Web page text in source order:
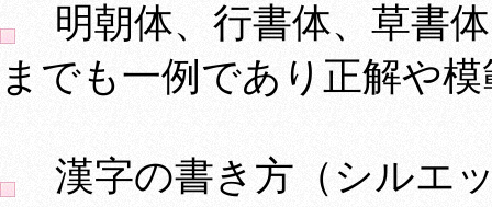
明朝体、行書体、草書
までも一例であり正解や
漢字の書き方（シルエ